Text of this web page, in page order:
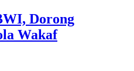
Dorong
Wakaf